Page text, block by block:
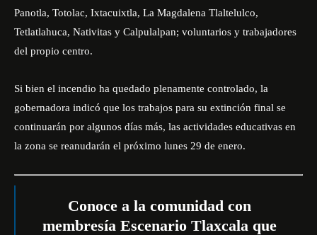
Panotla, Totolac, Ixtacuixtla, La Magdalena Tlaltelulco,
Tetlatlahuca, Nativitas y Calpulalpan; voluntarios y trabajadores
del propio centro.
Si bien el incendio ha quedado plenamente controlado, la
gobernadora indicó que los trabajos para su extinción final se
continuarán por algunos días más, las actividades educativas en
la zona se reanudarán el próximo lunes 29 de enero.
Conoce a la comunidad con
membresía Escenario Tlaxcala que